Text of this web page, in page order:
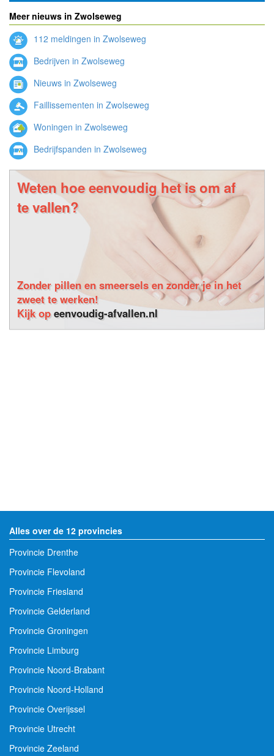
Meer nieuws in Zwolseweg
112 meldingen in Zwolseweg
Bedrijven in Zwolseweg
Nieuws in Zwolseweg
Faillissementen in Zwolseweg
Woningen in Zwolseweg
Bedrijfspanden in Zwolseweg
Weten hoe eenvoudig het is om af
te vallen?
Zonder pillen en smeersels en zonder je in het
zweet te werken!
Kijk opeenvoudig-afvallen.nl
Alles over de 12 provincies
Provincie Drenthe
Provincie Flevoland
Provincie Friesland
Provincie Gelderland
Provincie Groningen
Provincie Limburg
Provincie Noord-Brabant
Provincie Noord-Holland
Provincie Overijssel
Provincie Utrecht
Provincie Zeeland